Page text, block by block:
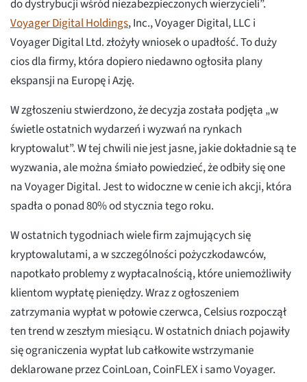
do dystrybucji wśród niezabezpieczonych wierzycieli”.
Voyager Digital Holdings, Inc., Voyager Digital, LLC i
Voyager Digital Ltd. złożyły wniosek o upadłość. To duży
cios dla firmy, która dopiero niedawno ogłosiła plany
ekspansji na Europę i Azję.
W zgłoszeniu stwierdzono, że decyzja została podjęta „w
świetle ostatnich wydarzeń i wyzwań na rynkach
kryptowalut”. W tej chwili nie jest jasne, jakie dokładnie są te
wyzwania, ale można śmiało powiedzieć, że odbiły się one
na Voyager Digital. Jest to widoczne w cenie ich akcji, która
spadła o ponad 80% od stycznia tego roku.
W ostatnich tygodniach wiele firm zajmujących się
kryptowalutami, a w szczególności pożyczkodawców,
napotkało problemy z wypłacalnością, które uniemożliwiły
klientom wypłatę pieniędzy. Wraz z ogłoszeniem
zatrzymania wypłat w połowie czerwca, Celsius rozpoczął
ten trend w zeszłym miesiącu. W ostatnich dniach pojawiły
się ograniczenia wypłat lub całkowite wstrzymanie
deklarowane przez CoinLoan, CoinFLEX i samo Voyager.